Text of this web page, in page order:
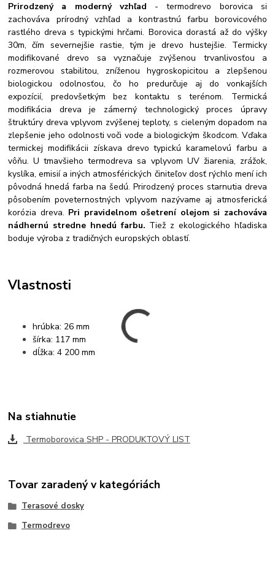
Prirodzený a moderný vzhľad - termodrevo borovica si
zachováva prírodný vzhľad a kontrastnú farbu borovicového
rastlého dreva s typickými hrčami. Borovica dorastá až do výšky
30m, čím severnejšie rastie, tým je drevo hustejšie. Termicky
modifikované drevo sa vyznačuje zvýšenou trvanlivosťou a
rozmerovou stabilitou, zníženou hygroskopicitou a zlepšenou
biologickou odolnosťou, čo ho predurčuje aj do vonkajších
expozícií, predovšetkým bez kontaktu s terénom. Termická
modifikácia dreva je zámerný technologický proces úpravy
štruktúry dreva vplyvom zvýšenej teploty, s cieleným dopadom na
zlepšenie jeho odolnosti voči vode a biologickým škodcom. Vďaka
termickej modifikácii získava drevo typickú karamelovú farbu a
vôňu. U tmavšieho termodreva sa vplyvom UV žiarenia, zrážok,
kyslíka, emisií a iných atmosférických činiteľov dosť rýchlo mení ich
pôvodná hnedá farba na šedú. Prirodzený proces starnutia dreva
pôsobením poveternostných vplyvom nazývame aj atmosferická
korózia dreva. Pri pravidelnom ošetrení olejom si zachováva
nádhernú stredne hnedú farbu. Tiež z ekologického hľadiska
boduje výroba z tradičných europských oblastí.
Vlastnosti
hrúbka: 26 mm
šírka: 117 mm
dĺžka: 4 200 mm
Na stiahnutie
Termoborovica SHP - PRODUKTOVÝ LIST
Tovar zaradený v kategóriách
Terasové dosky
Termodrevo